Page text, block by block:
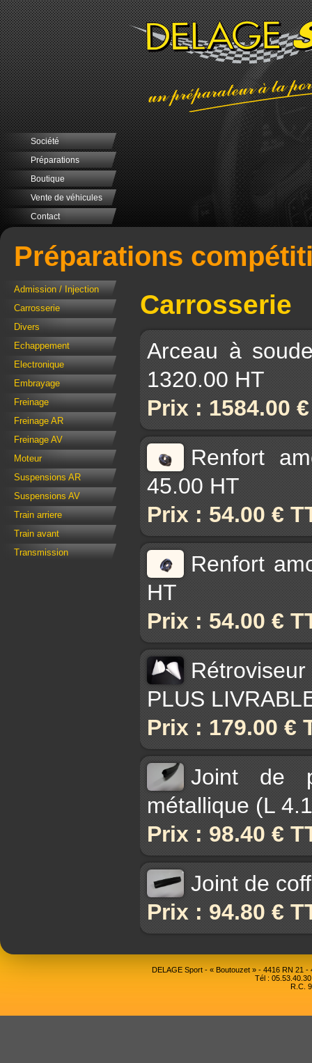
Société
Préparations
Boutique
Vente de véhicules
Contact
Préparations
Admission / Injection
Carrosserie
Divers
Echappement
Electronique
Embrayage
Freinage
Freinage AR
Freinage AV
Moteur
Suspensions AR
Suspensions AV
Train arriere
Train avant
Transmission
Carrosserie
Arceau à
1320.00 HT
Prix : 1584.00
Renfort
45.00 HT
Prix : 54.00 €
Renfort
HT
Prix : 54.00 €
PLUS
Prix : 179.00 €
Joint de
métallique (L
Prix : 98.40 €
Joint de
Prix : 94.80 €
DELAGE Sport - « Boutouzet » - 4416 RN 21
Tél :
R.C.